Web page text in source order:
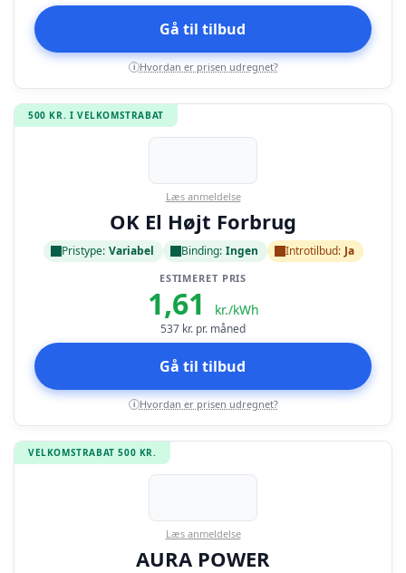
Gå til tilbud
i Hvordan er prisen udregnet?
500 KR. I VELKOMSTRABAT
Læs anmeldelse
OK El Højt Forbrug
Pristype: Variabel Binding: Ingen Introtilbud: Ja
ESTIMERET PRIS
1,61 kr./kWh
537 kr. pr. måned
Gå til tilbud
i Hvordan er prisen udregnet?
VELKOMSTRABAT 500 KR.
Læs anmeldelse
AURA POWER